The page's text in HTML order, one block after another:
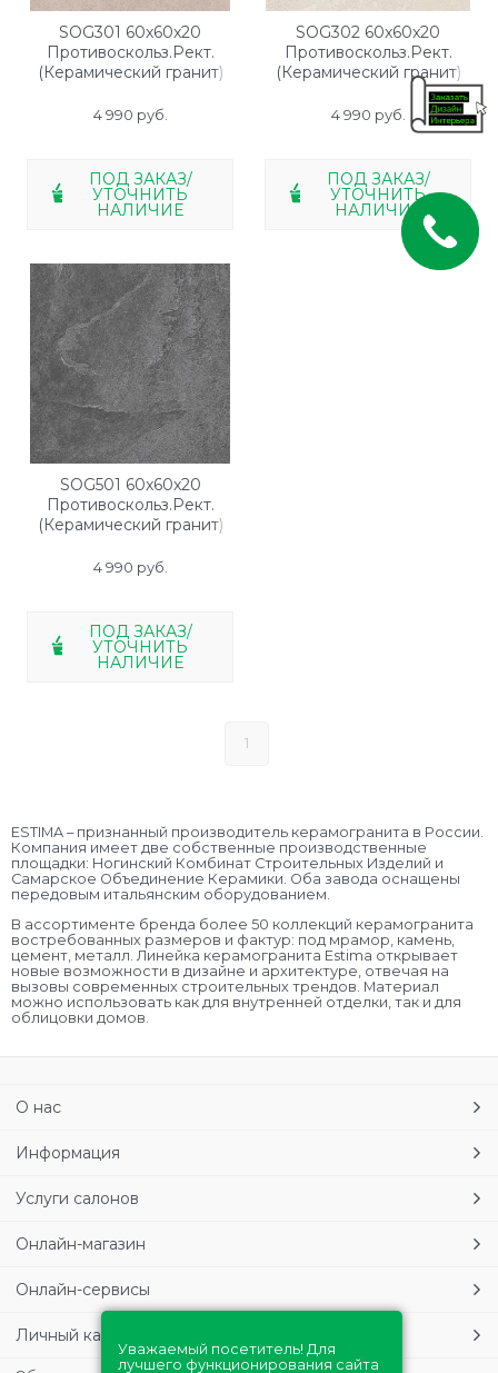
SOG301 60x60x20
Противоскольз.Рект.
(Керамический гранит)
4 990 руб.
ПОД ЗАКАЗ/
УТОЧНИТЬ
НАЛИЧИЕ
SOG302 60x60x20
Противоскольз.Рект.
(Керамический гранит)
4 990 руб.
ПОД ЗАКАЗ/
УТОЧНИТЬ
НАЛИЧИЕ
SOG501 60x60x20
Противоскольз.Рект.
(Керамический гранит)
4 990 руб.
ПОД ЗАКАЗ/
УТОЧНИТЬ
НАЛИЧИЕ
1
ESTIMA – признанный производитель керамогранита в России.
Компания имеет две собственные производственные
площадки: Ногинский Комбинат Строительных Изделий и
Самарское Объединение Керамики. Оба завода оснащены
передовым итальянским оборудованием.
В ассортименте бренда более 50 коллекций керамогранита
востребованных размеров и фактур: под мрамор, камень,
цемент, металл. Линейка керамогранита Estima открывает
новые возможности в дизайне и архитектуре, отвечая на
вызовы современных строительных трендов. Материал
можно использовать как для внутренней отделки, так и для
облицовки домов.
О нас
Информация
Услуги салонов
Онлайн-магазин
Онлайн-сервисы
Личный кабинет
Уважаемый посетитель! Для
лучшего функционирования сайта